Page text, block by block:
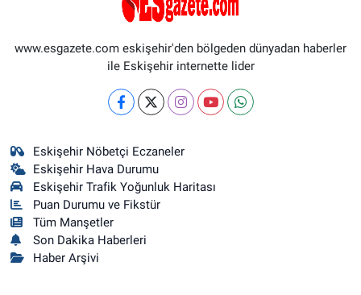
www.esgazete.com eskişehir'den bölgeden dünyadan haberler
ile Eskişehir internette lider
Eskişehir Nöbetçi Eczaneler
Eskişehir Hava Durumu
Eskişehir Trafik Yoğunluk Haritası
Puan Durumu ve Fikstür
Tüm Manşetler
Son Dakika Haberleri
Haber Arşivi